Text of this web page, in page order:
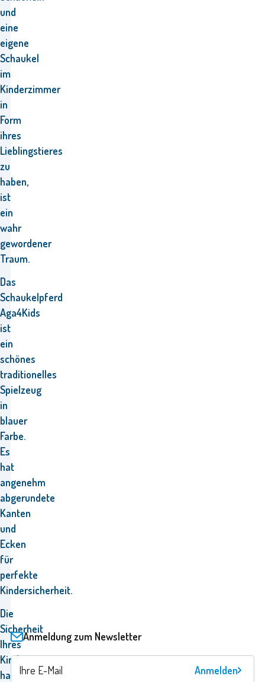
und
eine
eigene
Schaukel
im
Kinderzimmer
in
Form
ihres
Lieblingstieres
zu
haben,
ist
ein
wahr
gewordener
Traum.
Das
Schaukelpferd
Aga4Kids
ist
ein
schönes
traditionelles
Spielzeug
in
blauer
Farbe.
Es
hat
angenehm
abgerundete
Kanten
und
Ecken
für
perfekte
Kindersicherheit.
Die
Sicherheit
Ihres
Kindes
hat
Anmeldung zum Newsletter
Anmelden